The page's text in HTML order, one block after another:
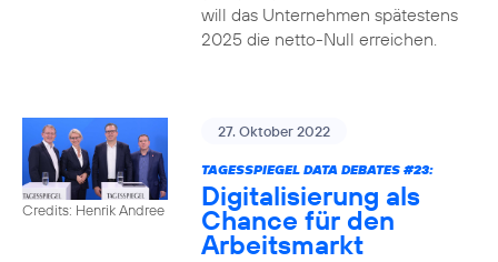
will das Unternehmen spätestens
2025 die netto-Null erreichen.
Credits: Henrik Andree
27. Oktober 2022
TAGESSPIEGEL DATA DEBATES #23:
Digitalisierung als
Chance für den
Arbeitsmarkt